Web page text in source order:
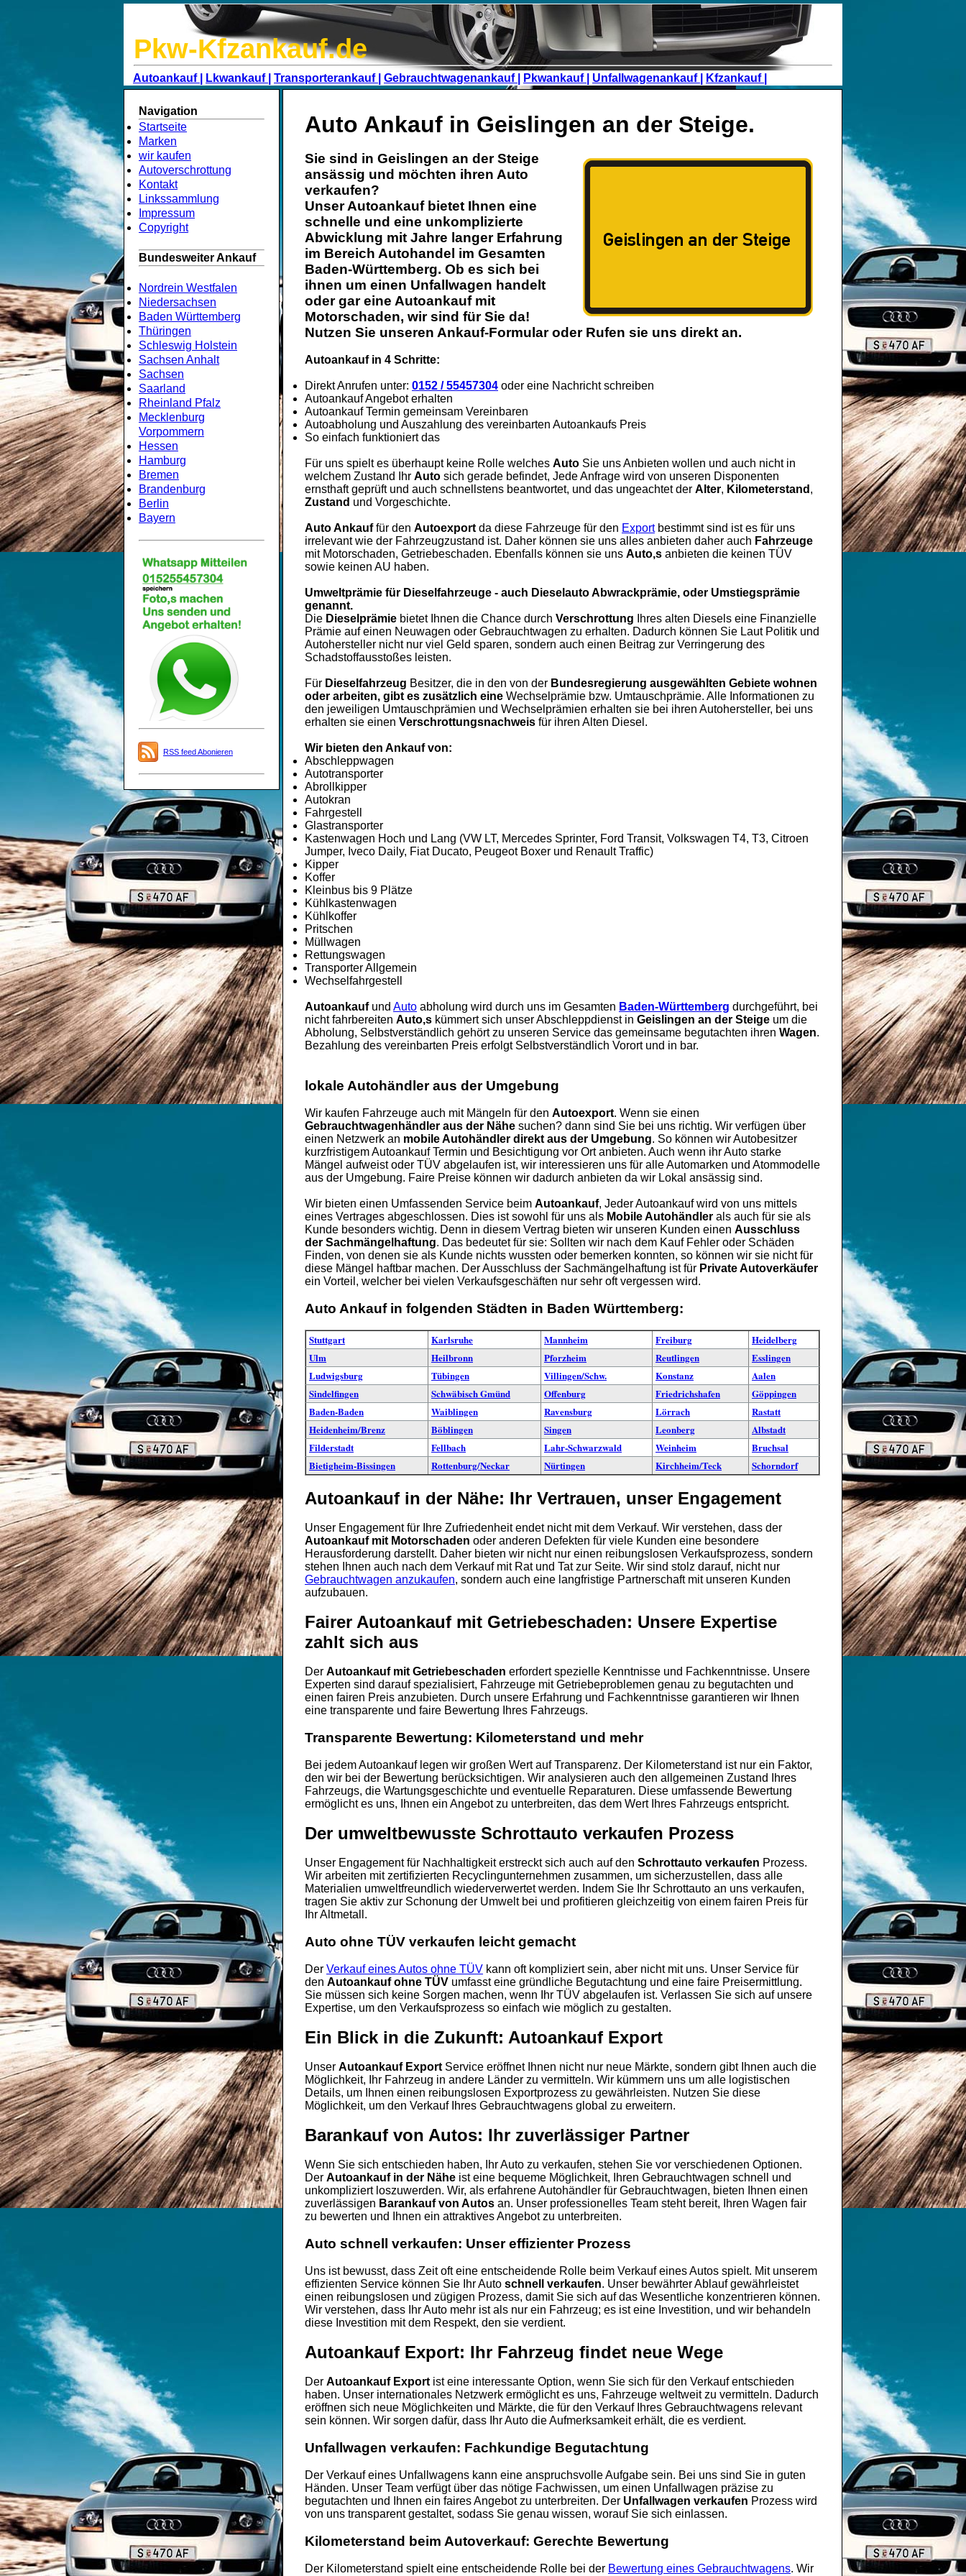
Pkw-Kfzankauf.de
Autoankauf | Lkwankauf | Transporterankauf | Gebrauchtwagenankauf | Pkwankauf | Unfallwagenankauf | Kfzankauf |
Navigation
Startseite
Marken
wir kaufen
Autoverschrottung
Kontakt
Linkssammlung
Impressum
Copyright
Bundesweiter Ankauf
Nordrein Westfalen
Niedersachsen
Baden Württemberg
Thüringen
Schleswig Holstein
Sachsen Anhalt
Sachsen
Saarland
Rheinland Pfalz
Mecklenburg
Vorpommern
Hessen
Hamburg
Bremen
Brandenburg
Berlin
Bayern
RSS feed Abonieren
Auto Ankauf in Geislingen an der Steige.
Sie sind in Geislingen an der Steige
ansässig und möchten ihren Auto
verkaufen?
UnserAutoankaufbietet Ihnen eine
schnelle und eine unkomplizierte
Abwicklung mit Jahre langer Erfahrung
im Bereich Autohandel im Gesamten
Baden-Württemberg. Ob es sich bei
ihnen um einen Unfallwagen handelt
oder gar eine Autoankauf mit
Motorschaden, wir sind für Sie da!
Nutzen Sie unseren Ankauf-Formular oder Rufen sie uns direkt an.
Autoankauf in 4 Schritte:
Direkt Anrufen unter: 0152 / 55457304 oder eine Nachricht schreiben
Autoankauf Angebot erhalten
Autoankauf Termin gemeinsam Vereinbaren
Autoabholung und Auszahlung des vereinbarten Autoankaufs Preis
So einfach funktioniert das
Für uns spielt es überhaupt keine Rolle welches Auto Sie uns Anbieten wollen und auch nicht in
welchem Zustand Ihr Auto sich gerade befindet, Jede Anfrage wird von unseren Disponenten
ernsthaft geprüft und auch schnellstens beantwortet, und das ungeachtet der Alter, Kilometerstand ,
Zustand und Vorgeschichte.
Auto Ankauffür den Autoexport da diese Fahrzeuge für den Exportbestimmt sind ist es für uns
irrelevant wie der Fahrzeugzustand ist. Daher können sie uns alles anbieten daher auch Fahrzeuge
mit Motorschaden, Getriebeschaden. Ebenfalls können sie uns Auto,s anbieten die keinen TÜV
sowie keinen AU haben.
Umweltprämie für Dieselfahrzeuge - auch Dieselauto Abwrackprämie, oder Umstiegsprämie
genannt.
Die Dieselprämie bietet Ihnen die Chance durch Verschrottung Ihres alten Diesels eine Finanzielle
Prämie auf einen Neuwagen oder Gebrauchtwagen zu erhalten. Dadurch können Sie Laut Politik und
Autohersteller nicht nur viel Geld sparen, sondern auch einen Beitrag zur Verringerung des
Schadstoffausstoßes leisten.
Für Dieselfahrzeug Besitzer, die in den von der Bundesregierung ausgewählten Gebiete wohnen
oder arbeiten, gibt es zusätzlich eine Wechselprämie bzw. Umtauschprämie. Alle Informationen zu
den jeweiligen Umtauschprämien und Wechselprämien erhalten sie bei ihren Autohersteller, bei uns
erhalten sie einen Verschrottungsnachweis für ihren Alten Diesel.
Wir bieten den Ankauf von:
Abschleppwagen
Autotransporter
Abrollkipper
Autokran
Fahrgestell
Glastransporter
Kastenwagen Hoch und Lang (VW LT, Mercedes Sprinter, Ford Transit, Volkswagen T4, T3, Citroen
Jumper, Iveco Daily, Fiat Ducato, Peugeot Boxer und Renault Traffic)
Kipper
Koffer
Kleinbus bis 9 Plätze
Kühlkastenwagen
Kühlkoffer
Pritschen
Müllwagen
Rettungswagen
Transporter Allgemein
Wechselfahrgestell
Autoankaufund Auto abholung wird durch uns im Gesamten Baden-Württemberg durchgeführt, bei
nicht fahrbereiten Auto,s kümmert sich unser Abschleppdienst in Geislingen an der Steige um die
Abholung, Selbstverständlich gehört zu unseren Service das gemeinsame begutachten ihren Wagen.
Bezahlung des vereinbarten Preis erfolgt Selbstverständlich Vorort und in bar.
lokale Autohändler aus der Umgebung
Wir kaufen Fahrzeuge auch mit Mängeln für den Autoexport. Wenn sie einen
Gebrauchtwagenhändler aus der Nähe suchen? dann sind Sie bei uns richtig. Wir verfügen über
einen Netzwerk an mobile Autohändler direkt aus der Umgebung. So können wir Autobesitzer
kurzfristigem Autoankauf Termin und Besichtigung vor Ort anbieten. Auch wenn ihr Auto starke
Mängel aufweist oder TÜV abgelaufen ist, wir interessieren uns für alle Automarken und Atommodelle
aus der Umgebung. Faire Preise können wir dadurch anbieten da wir Lokal ansässig sind.
Wir bieten einen Umfassenden Service beim Autoankauf, Jeder Autoankauf wird von uns mittels
eines Vertrages abgeschlossen. Dies ist sowohl für uns als Mobile Autohändler als auch für sie als
Kunde besonders wichtig. Denn in diesem Vertrag bieten wir unseren Kunden einen Ausschluss
der Sachmängelhaftung. Das bedeutet für sie: Sollten wir nach dem Kauf Fehler oder Schäden
Finden, von denen sie als Kunde nichts wussten oder bemerken konnten, so können wir sie nicht für
diese Mängel haftbar machen. Der Ausschluss der Sachmängelhaftung ist für Private Autoverkäufer
ein Vorteil, welcher bei vielen Verkaufsgeschäften nur sehr oft vergessen wird.
Auto Ankauf in folgenden Städten in Baden Württemberg:
Stuttgart Karlsruhe Mannheim Freiburg
Heidelberg
Ulm
Heilbronn Pforzheim Reutlingen
Esslingen
Ludwigsburg
Tübingen Villingen/Schw. Konstanz
Aalen
Sindelfingen
Schwäbisch Gmünd Offenburg Friedrichshafen
Göppingen
Baden-Baden
Waiblingen Ravensburg Lörrach
Rastatt
Heidenheim/Brenz
Böblingen Singen Leonberg
Albstadt
Filderstadt
Fellbach Lahr-Schwarzwald Weinheim
Bruchsal
Bietigheim-Bissingen
Rottenburg/Neckar Nürtingen Kirchheim/Teck Schorndorf
Autoankauf in der Nähe: Ihr Vertrauen, unser Engagement
Unser Engagement für Ihre Zufriedenheit endet nicht mit dem Verkauf. Wir verstehen, dass der
Autoankauf mit Motorschaden oder anderen Defekten für viele Kunden eine besondere
Herausforderung darstellt. Daher bieten wir nicht nur einen reibungslosen Verkaufsprozess, sondern
stehen Ihnen auch nach dem Verkauf mit Rat und Tat zur Seite. Wir sind stolz darauf, nicht nur
Gebrauchtwagen anzukaufen, sondern auch eine langfristige Partnerschaft mit unseren Kunden
aufzubauen.
Fairer Autoankauf mit Getriebeschaden: Unsere Expertise
zahlt sich aus
Der Autoankauf mit Getriebeschaden erfordert spezielle Kenntnisse und Fachkenntnisse. Unsere
Experten sind darauf spezialisiert, Fahrzeuge mit Getriebeproblemen genau zu begutachten und
einen fairen Preis anzubieten. Durch unsere Erfahrung und Fachkenntnisse garantieren wir Ihnen
eine transparente und faire Bewertung Ihres Fahrzeugs.
Transparente Bewertung: Kilometerstand und mehr
Bei jedem Autoankauf legen wir großen Wert auf Transparenz. Der Kilometerstand ist nur ein Faktor,
den wir bei der Bewertung berücksichtigen. Wir analysieren auch den allgemeinen Zustand Ihres
Fahrzeugs, die Wartungsgeschichte und eventuelle Reparaturen. Diese umfassende Bewertung
ermöglicht es uns, Ihnen ein Angebot zu unterbreiten, das dem Wert Ihres Fahrzeugs entspricht.
Der umweltbewusste Schrottauto verkaufen Prozess
Unser Engagement für Nachhaltigkeit erstreckt sich auch auf den Schrottauto verkaufen Prozess.
Wir arbeiten mit zertifizierten Recyclingunternehmen zusammen, um sicherzustellen, dass alle
Materialien umweltfreundlich wiederverwertet werden. Indem Sie Ihr Schrottauto an uns verkaufen,
tragen Sie aktiv zur Schonung der Umwelt bei und profitieren gleichzeitig von einem fairen Preis für
Ihr Altmetall.
Auto ohne TÜV verkaufen leicht gemacht
Der Verkauf eines Autos ohne TÜV kann oft kompliziert sein, aber nicht mit uns. Unser Service für
den Autoankauf ohne TÜV umfasst eine gründliche Begutachtung und eine faire Preisermittlung.
Sie müssen sich keine Sorgen machen, wenn Ihr TÜV abgelaufen ist. Verlassen Sie sich auf unsere
Expertise, um den Verkaufsprozess so einfach wie möglich zu gestalten.
Ein Blick in die Zukunft: Autoankauf Export
Unser Autoankauf Export Service eröffnet Ihnen nicht nur neue Märkte, sondern gibt Ihnen auch die
Möglichkeit, Ihr Fahrzeug in andere Länder zu vermitteln. Wir kümmern uns um alle logistischen
Details, um Ihnen einen reibungslosen Exportprozess zu gewährleisten. Nutzen Sie diese
Möglichkeit, um den Verkauf Ihres Gebrauchtwagens global zu erweitern.
Barankauf von Autos: Ihr zuverlässiger Partner
Wenn Sie sich entschieden haben, Ihr Auto zu verkaufen, stehen Sie vor verschiedenen Optionen.
Der Autoankauf in der Nähe ist eine bequeme Möglichkeit, Ihren Gebrauchtwagen schnell und
unkompliziert loszuwerden. Wir, als erfahrene Autohändler für Gebrauchtwagen, bieten Ihnen einen
zuverlässigen Barankauf von Autos an. Unser professionelles Team steht bereit, Ihren Wagen fair
zu bewerten und Ihnen ein attraktives Angebot zu unterbreiten.
Auto schnell verkaufen: Unser effizienter Prozess
Uns ist bewusst, dass Zeit oft eine entscheidende Rolle beim Verkauf eines Autos spielt. Mit unserem
effizienten Service können Sie Ihr Auto schnell verkaufen. Unser bewährter Ablauf gewährleistet
einen reibungslosen und zügigen Prozess, damit Sie sich auf das Wesentliche konzentrieren können.
Wir verstehen, dass Ihr Auto mehr ist als nur ein Fahrzeug; es ist eine Investition, und wir behandeln
diese Investition mit dem Respekt, den sie verdient.
Autoankauf Export: Ihr Fahrzeug findet neue Wege
Der Autoankauf Export ist eine interessante Option, wenn Sie sich für den Verkauf entschieden
haben. Unser internationales Netzwerk ermöglicht es uns, Fahrzeuge weltweit zu vermitteln. Dadurch
eröffnen sich neue Möglichkeiten und Märkte, die für den Verkauf Ihres Gebrauchtwagens relevant
sein können. Wir sorgen dafür, dass Ihr Auto die Aufmerksamkeit erhält, die es verdient.
Unfallwagen verkaufen: Fachkundige Begutachtung
Der Verkauf eines Unfallwagens kann eine anspruchsvolle Aufgabe sein. Bei uns sind Sie in guten
Händen. Unser Team verfügt über das nötige Fachwissen, um einen Unfallwagen präzise zu
begutachten und Ihnen ein faires Angebot zu unterbreiten. Der Unfallwagen verkaufen Prozess wird
von uns transparent gestaltet, sodass Sie genau wissen, worauf Sie sich einlassen.
Kilometerstand beim Autoverkauf: Gerechte Bewertung
Der Kilometerstand spielt eine entscheidende Rolle bei der Bewertung eines Gebrauchtwagens. Wir